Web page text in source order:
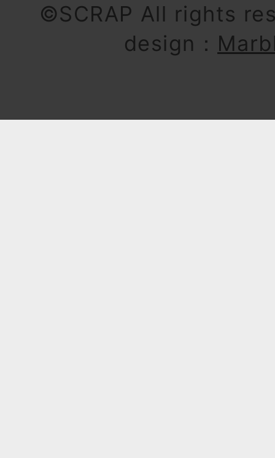
©SCRAP All rights
design：